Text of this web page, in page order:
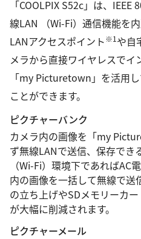
「COOLPIX S52c」は、
線LAN （Wi-Fi）通信機能を
LANアクセスポイント※1や自
メラから直接ワイヤレスでイ
「my Picturetown」を活用
ことができます。
ピクチャーバンク
カメラ内の画像を「my
ず無線LANで送信、保存でき
（Wi-Fi）環境下であればAC
内の画像を一括して無線で送
の立ち上げやSDメモリーカ
が大幅に削減されます。
ピクチャーメール